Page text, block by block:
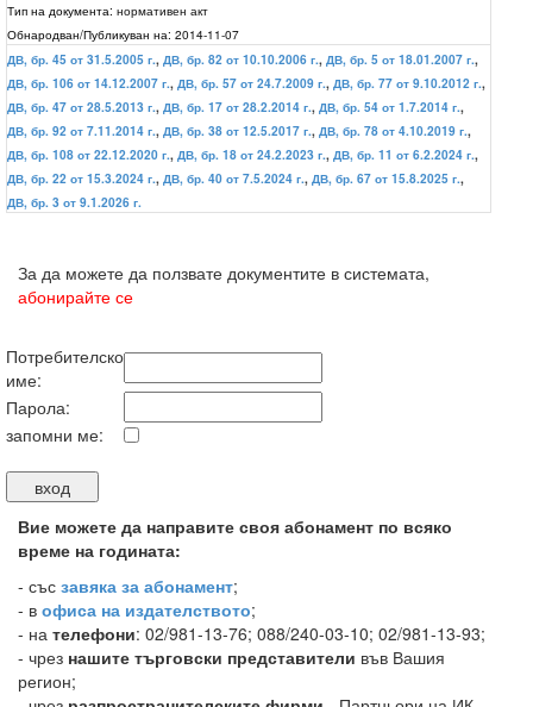
Тип на документа: нормативен акт
Обнародван/Публикуван на: 2014-11-07
ДВ, бр. 45 от 31.5.2005 г., ДВ, бр. 82 от 10.10.2006 г., ДВ, бр. 5 от 18.01.2007 г.,
ДВ, бр. 106 от 14.12.2007 г., ДВ, бр. 57 от 24.7.2009 г., ДВ, бр. 77 от 9.10.2012 г.,
ДВ, бр. 47 от 28.5.2013 г., ДВ, бр. 17 от 28.2.2014 г., ДВ, бр. 54 от 1.7.2014 г.,
ДВ, бр. 92 от 7.11.2014 г., ДВ, бр. 38 от 12.5.2017 г., ДВ, бр. 78 от 4.10.2019 г.,
ДВ, бр. 108 от 22.12.2020 г., ДВ, бр. 18 от 24.2.2023 г., ДВ, бр. 11 от 6.2.2024 г.,
ДВ, бр. 22 от 15.3.2024 г., ДВ, бр. 40 от 7.5.2024 г., ДВ, бр. 67 от 15.8.2025 г.,
ДВ, бр. 3 от 9.1.2026 г.
За да можете да ползвате документите в системата,
абонирайте се
Потребителско
име:
Парола:
запомни ме:
Вие можете да направите своя абонамент по всяко
време на годината:
- със завяка за абонамент;
- в офиса на издателството;
- на телефони: 02/981-13-76; 088/240-03-10; 02/981-13-93;
- чрез нашите търговски представители във Вашия
регион;